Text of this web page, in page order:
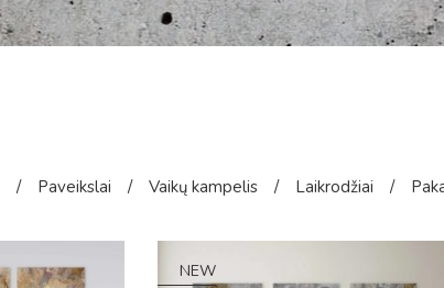
/ Paveikslai / Vaikų kampelis / Laikrodžiai /
NEW